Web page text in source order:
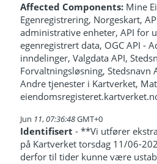
Affected Components: Mine
Egenregistrering, Norgeskart,
administrative enheter, API for
egenregistrert data, OGC API -
inndelinger, Valgdata API,
Forvaltningsløsning, Stedsnavn
Andre tjenester i Kartverket,
Jun 11,07:36:48GMT+0
Identifisert - **Vi utfører
på Kartverket torsdag 11/06-
derfor til tider kunne være